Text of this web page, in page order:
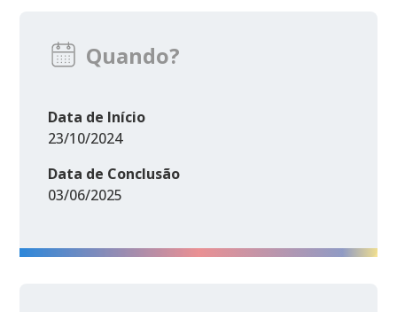
Quando?
Data de Início
23/10/2024
Data de Conclusão
03/06/2025